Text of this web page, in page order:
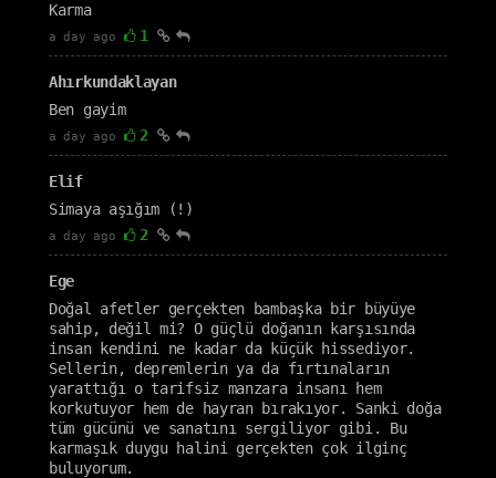
Karma
a day ago 1
Ahırkundaklayan
Ben gayim
a day ago 2
Elif
Simaya aşığım (!)
a day ago 2
Ege
Doğal afetler gerçekten bambaşka bir büyüye
sahip, değil mi? O güçlü doğanın karşısında
insan kendini ne kadar da küçük hissediyor.
Sellerin, depremlerin ya da fırtınaların
yarattığı o tarifsiz manzara insanı hem
korkutuyor hem de hayran bırakıyor. Sanki doğa
tüm gücünü ve sanatını sergiliyor gibi. Bu
karmaşık duygu halini gerçekten çok ilginç
buluyorum.